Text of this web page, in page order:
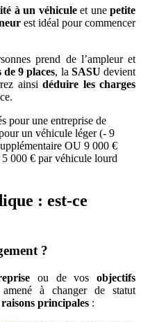
à un véhiculeet unepetite
est idéal pour commencer
prend de l’ampleur et
de 9 places, la SASUdevient
ainsidéduire les charges
pour une entreprise de
un véhicule léger (- 9
OU 9 000 €
000 € par véhicule lourd
: est-ce
?
ou de vos objectifs
à changer de statut
principales :